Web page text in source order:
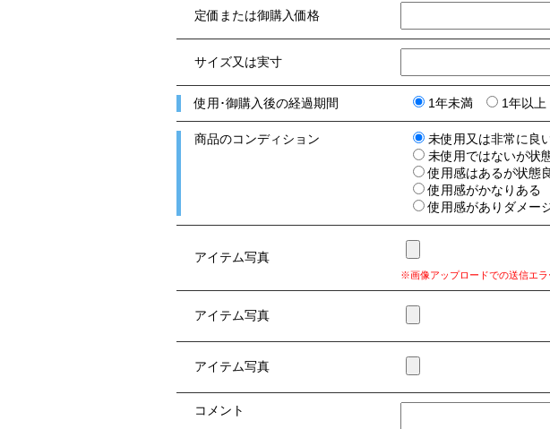
定価または御購入価格
サイズ又は実寸
使用･御購入後の経過期間 1年未満 1年以上
商品のコンディション
未使用又は非常に良
未使用ではないが状
使用感はあるが状態
使用感がかなりある
使用感がありダメー
アイテム写真
※画像アップロードでの送信エラ
アイテム写真
アイテム写真
コメント